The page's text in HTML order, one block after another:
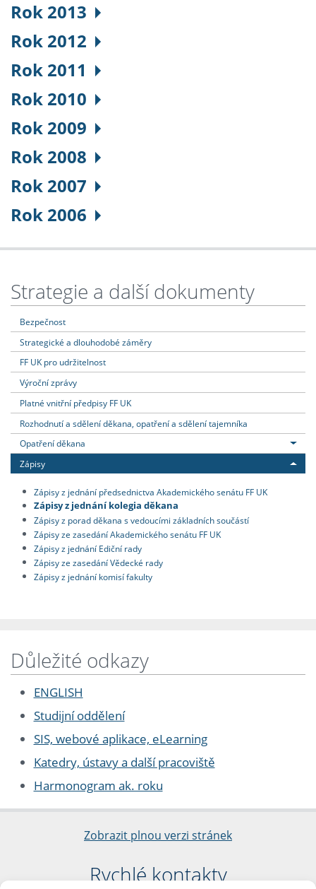
Rok 2013
Rok 2012
Rok 2011
Rok 2010
Rok 2009
Rok 2008
Rok 2007
Rok 2006
Strategie a další dokumenty
Bezpečnost
Strategické a dlouhodobé záměry
FF UK pro udržitelnost
Výroční zprávy
Platné vnitřní předpisy FF UK
Rozhodnutí a sdělení děkana, opatření a sdělení tajemníka
Opatření děkana
Zápisy
Zápisy z jednání předsednictva Akademického senátu FF UK
Zápisy z jednání kolegia děkana
Zápisy z porad děkana s vedoucími základních součástí
Zápisy ze zasedání Akademického senátu FF UK
Zápisy z jednání Ediční rady
Zápisy ze zasedání Vědecké rady
Zápisy z jednání komisí fakulty
Důležité odkazy
ENGLISH
Studijní oddělení
SIS, webové aplikace, eLearning
Katedry, ústavy a další pracoviště
Harmonogram ak. roku
Zobrazit plnou verzi stránek
Rychlé kontakty